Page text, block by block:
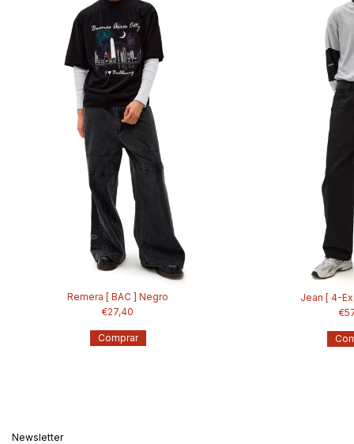
Remera [ BAC ] Negro
€27,40
Comprar
Jean [ 4-
Newsletter